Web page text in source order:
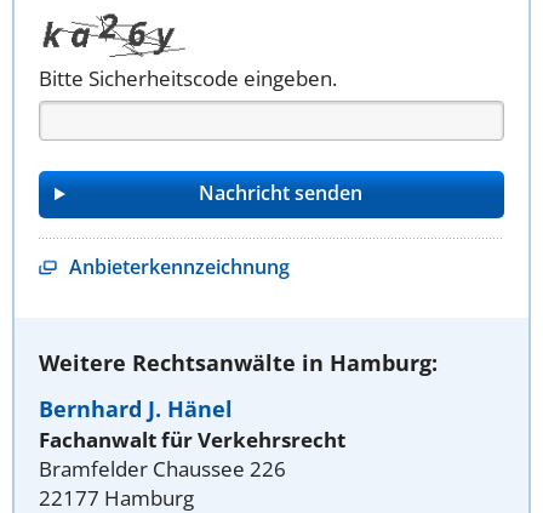
Bitte Sicherheitscode eingeben.
Anbieterkennzeichnung
Weitere Rechtsanwälte in Hamburg:
Bernhard J. Hänel
Fachanwalt für Verkehrsrecht
Bramfelder Chaussee 226
22177 Hamburg